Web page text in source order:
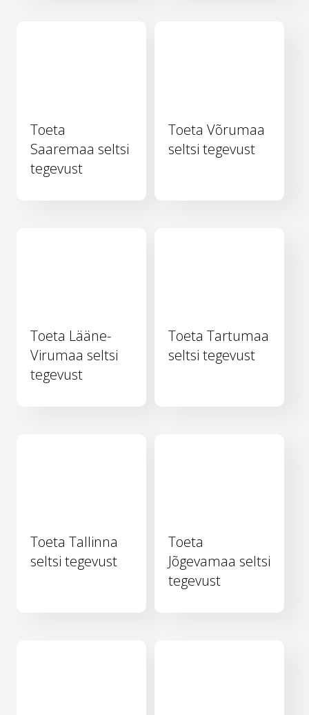
Toeta
Saaremaa seltsi
tegevust
Toeta Võrumaa
seltsi tegevust
Toeta Lääne-
Virumaa seltsi
tegevust
Toeta Tartumaa
seltsi tegevust
Toeta Tallinna
seltsi tegevust
Toeta
Jõgevamaa seltsi
tegevust